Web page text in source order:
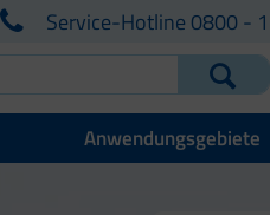
Service-Hotline 0800 -
Anwendungsgebiete